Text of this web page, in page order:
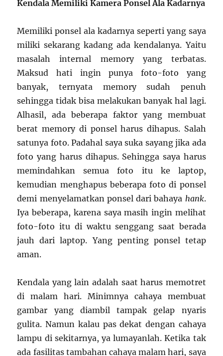
Kendala Memiliki Kamera Ponsel Ala Kadarnya
Memiliki ponsel ala kadarnya seperti yang saya
miliki sekarang kadang ada kendalanya. Yaitu
masalah internal memory yang terbatas.
Maksud hati ingin punya foto-foto yang
banyak, ternyata memory sudah penuh
sehingga tidak bisa melakukan banyak hal lagi.
Alhasil, ada beberapa faktor yang membuat
berat memory di ponsel harus dihapus. Salah
satunya foto. Padahal saya suka sayang jika ada
foto yang harus dihapus. Sehingga saya harus
memindahkan semua foto itu ke laptop,
kemudian menghapus beberapa foto di ponsel
demi menyelamatkan ponsel dari bahaya hank.
Iya beberapa, karena saya masih ingin melihat
foto-foto itu di waktu senggang saat berada
jauh dari laptop. Yang penting ponsel tetap
aman.
Kendala yang lain adalah saat harus memotret
di malam hari. Minimnya cahaya membuat
gambar yang diambil tampak gelap nyaris
gulita. Namun kalau pas dekat dengan cahaya
lampu di sekitarnya, ya lumayanlah. Ketika tak
ada fasilitas tambahan cahaya malam hari, saya